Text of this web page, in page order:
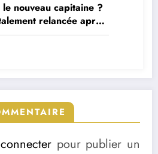
nouveau capitaine ?
relancée après
pour publier un